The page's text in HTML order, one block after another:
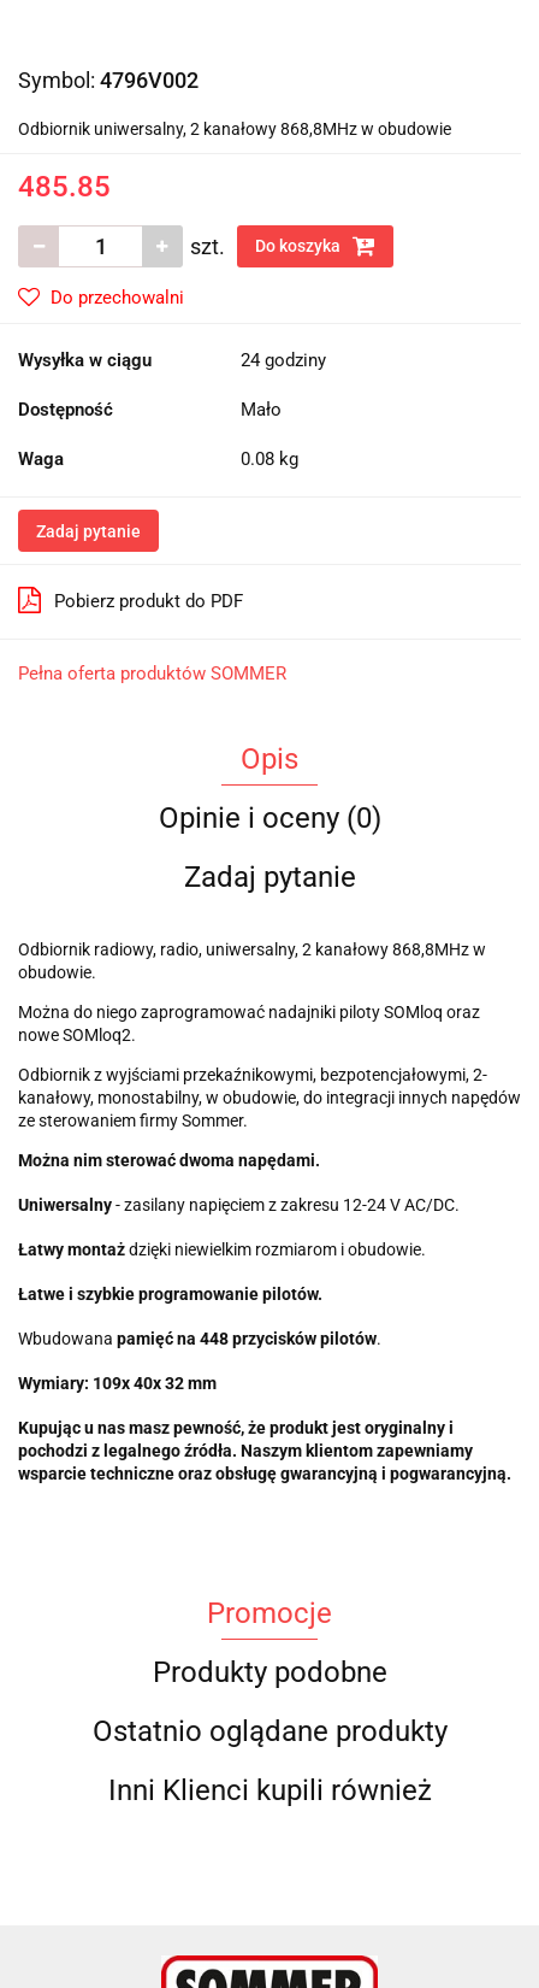
Symbol: 4796V002
Odbiornik uniwersalny, 2 kanałowy 868,8MHz w obudowie
485.85
szt. Do koszyka
Do przechowalni
Wysyłka w ciągu 24 godziny
Dostępność Mało
Waga 0.08 kg
Zadaj pytanie
Pobierz produkt do PDF
Pełna oferta produktów SOMMER
Opis
Opinie i oceny (0)
Zadaj pytanie
Odbiornik radiowy, radio, uniwersalny, 2 kanałowy 868,8MHz w
obudowie.
Można do niego zaprogramować nadajniki piloty SOMloq oraz
nowe SOMloq2.
Odbiornik z wyjściami przekaźnikowymi, bezpotencjałowymi, 2-
kanałowy, monostabilny, w obudowie, do integracji innych napędów
ze sterowaniem firmy Sommer.
Można nim sterować dwoma napędami.
Uniwersalny- zasilany napięciem z zakresu 12-24 V AC/DC.
Łatwy montażdzięki niewielkim rozmiarom i obudowie.
Łatwe i szybkie programowanie pilotów.
Wbudowana pamięć na 448 przycisków pilotów.
Wymiary: 109x 40x 32 mm
Kupując u nas masz pewność, że produkt jest oryginalny i
pochodzi z legalnego źródła. Naszym klientom zapewniamy
wsparcie techniczne oraz obsługę gwarancyjną i pogwarancyjną.
Promocje
Produkty podobne
Ostatnio oglądane produkty
Inni Klienci kupili również